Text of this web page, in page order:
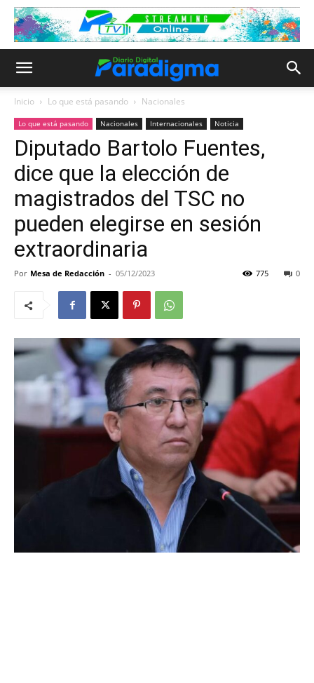
Inicio Lo que está pasando Nacionales
Lo que está pasando Nacionales Internacionales Noticia
Diputado Bartolo Fuentes,
dice que la elección de
magistrados del TSC no
pueden elegirse en sesión
extraordinaria
Por Mesa de Redacción - 05/12/2023 0
775